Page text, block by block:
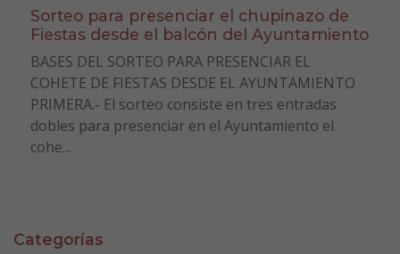
Sorteo para presenciar el chupinazo de
Fiestas desde el balcón del Ayuntamiento
BASES DEL SORTEO PARA PRESENCIAR EL
COHETE DE FIESTAS DESDE EL AYUNTAMIENTO
PRIMERA.- El sorteo consiste en tres entradas
dobles para presenciar en el Ayuntamiento el
cohe...
Categorías